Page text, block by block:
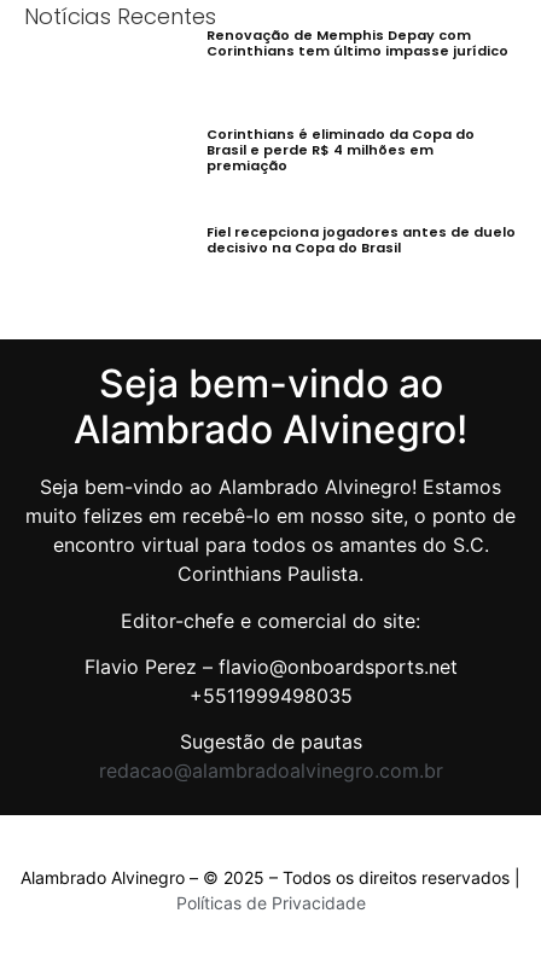
Notícias Recentes
Renovação de Memphis Depay com
Corinthians tem último impasse jurídico
Corinthians é eliminado da Copa do
Brasil e perde R$ 4 milhões em
premiação
Fiel recepciona jogadores antes de duelo
decisivo na Copa do Brasil
Seja bem-vindo ao
Alambrado Alvinegro!
Seja bem-vindo ao Alambrado Alvinegro! Estamos
muito felizes em recebê-lo em nosso site, o ponto de
encontro virtual para todos os amantes do S.C.
Corinthians Paulista.
Editor-chefe e comercial do site:
Flavio Perez – flavio@onboardsports.net
+5511999498035
Sugestão de pautas
redacao@alambradoalvinegro.com.br
Alambrado Alvinegro – © 2025 – Todos os direitos reservados |
Políticas de Privacidade